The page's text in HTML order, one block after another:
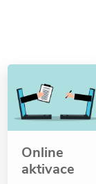
Online
aktivace